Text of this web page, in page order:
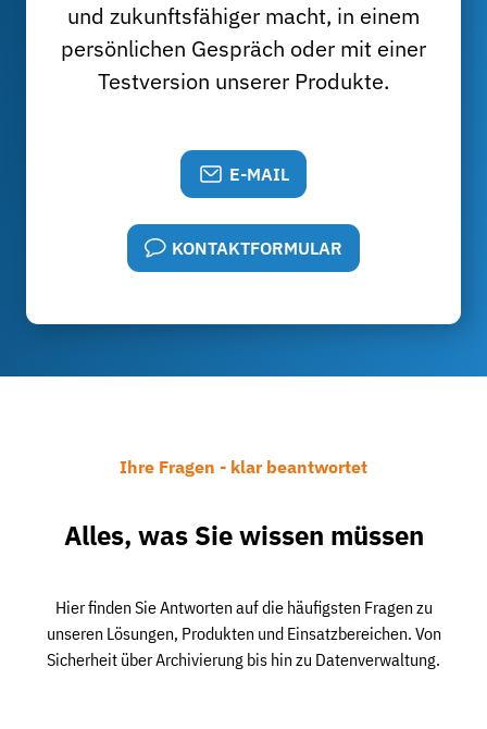
und zukunftsfähiger macht, in einem
persönlichen Gespräch oder mit einer
Testversion unserer Produkte.
E-MAIL
KONTAKTFORMULAR
Ihre Fragen - klar beantwortet
Alles, was Sie wissen müssen
Hier finden Sie Antworten auf die häufigsten Fragen zu
unseren Lösungen, Produkten und Einsatzbereichen. Von
Sicherheit über Archivierung bis hin zu Datenverwaltung.